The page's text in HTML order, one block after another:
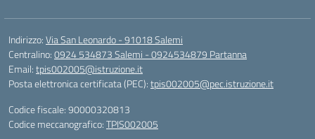
Indirizzo:Via San Leonardo - 91018 Salemi
Centralino:0924 534873 Salemi - 0924534879 Partanna
Email:tpis002005@istruzione.it
Posta elettronica certificata (PEC):tpis002005@pec.istruzione.it
Codice fiscale: 90000320813
Codice meccanografico:TPIS002005